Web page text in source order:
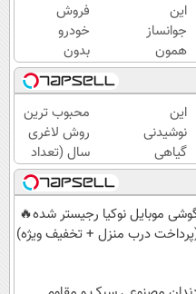
این
جوانساز
همون
جلسه‌ی
اول
پوستتو
جوونتر
می‌کنه
✨ 2سال
ماندگاری
داره
فروش
خودرو
بدون
کمیسیون
😍
این
نوشیدنی
گیاهی
برای
کبدت
ضروریه!
دارای
محبوب ترین
روش لاغری
سال (تعداد
محدود)سریع
بخر
موبایل نوکیا رجیستر شده🔥
درب منزل + تخفیف ویژه)